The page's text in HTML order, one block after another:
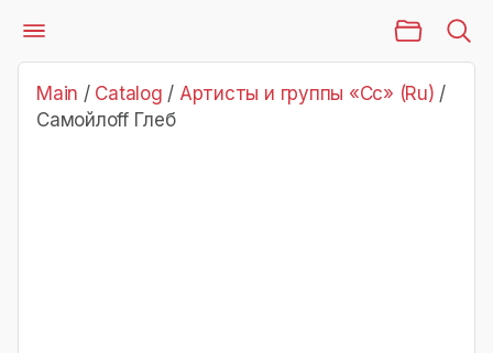
Catalog
Артисты и группы «Сс» (Ru)
Самойлоff Глеб
Main / Catalog / Артисты и группы «Сс» (Ru) /
Самойлоff Глеб